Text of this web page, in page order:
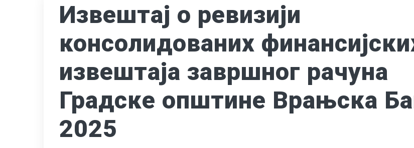
Извештај о ревизији
консолидованих
извештаја завршног рачуна
Градске општине Врањска
2025